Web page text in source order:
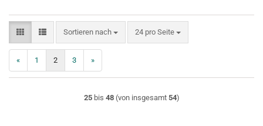
Sortieren nach
Sortieren nach 24 pro Seite
pro Seite
« 1 2 3 »
25bis 48(von insgesamt 54)